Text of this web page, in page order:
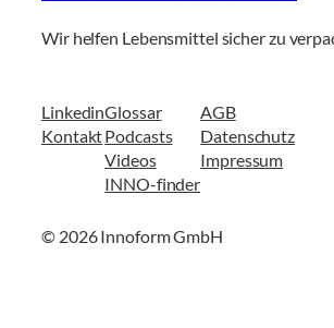
Wir helfen Lebensmittel sicher zu
Linkedin
Kontakt
Glossar
Podcasts
Videos
INNO-finder
AGB
Datenschutz
Impressum
© 2026 Innoform GmbH